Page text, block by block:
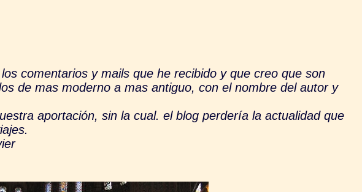
y mails que he recibido y que creo que son
de mas moderno a mas antiguo, con el nombre del autor y
aportación, sin la cual. el blog perdería la actualidad que